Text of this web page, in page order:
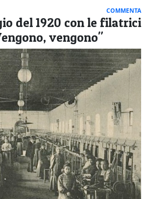
COMMENTA
del 1920 con le filatrici
vengono"